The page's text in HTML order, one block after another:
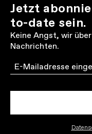
Jetzt
to-date sein.
Keine Angst, wir
Nachrichten.
Email